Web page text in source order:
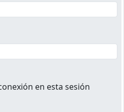
en esta sesión